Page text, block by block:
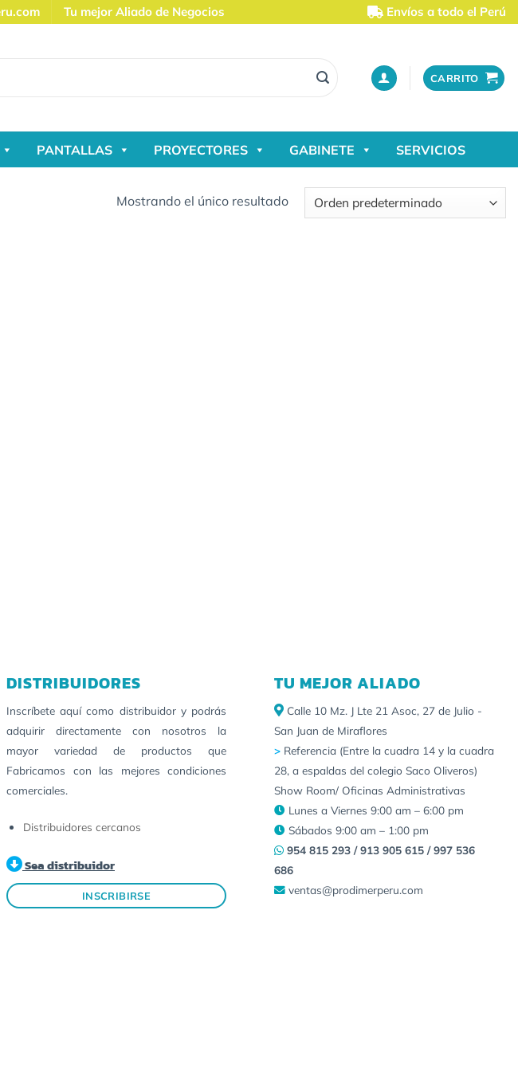
Tu mejor Aliado de Negocios Envíos a todo el Perú
CARRITO
PANTALLAS PROYECTORES GABINETE SERVICIOS
Mostrando el único resultado
DISTRIBUIDORES
Inscríbete aquí como distribuidor y podrás
adquirir directamente con nosotros la
mayor variedad de productos que
Fabricamos con las mejores condiciones
comerciales.
Distribuidores cercanos
Sea distribuidor
INSCRIBIRSE
TU MEJOR ALIADO
Calle 10 Mz. J Lte 21 Asoc, 27 de Julio -
San Juan de Miraflores
> Referencia (Entre la cuadra 14 y la cuadra
28, a espaldas del colegio Saco Oliveros)
Show Room/ Oficinas Administrativas
Lunes a Viernes 9:00 am – 6:00 pm
Sábados 9:00 am – 1:00 pm
954 815 293 / 913 905 615 / 997 536
686
ventas@prodimerperu.com